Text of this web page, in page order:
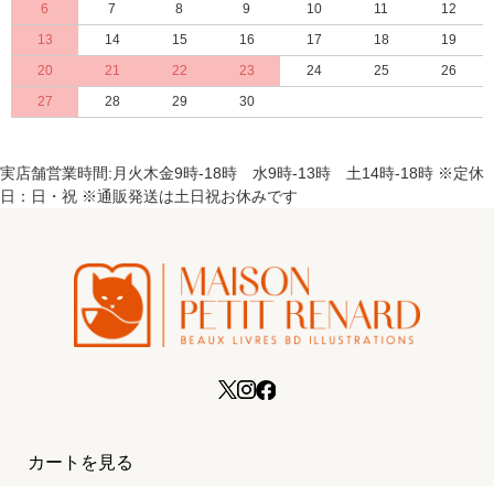
6
7 8 9 10 11
12
13
14 15 16 17 18
19
20
21 22 23 24 25
26
27
28 29 30
実店舗営業時間:月火木金9時-18時 水9時-13時 土14時-18時 ※定休
日：日・祝 ※通販発送は土日祝お休みです
カートを見る